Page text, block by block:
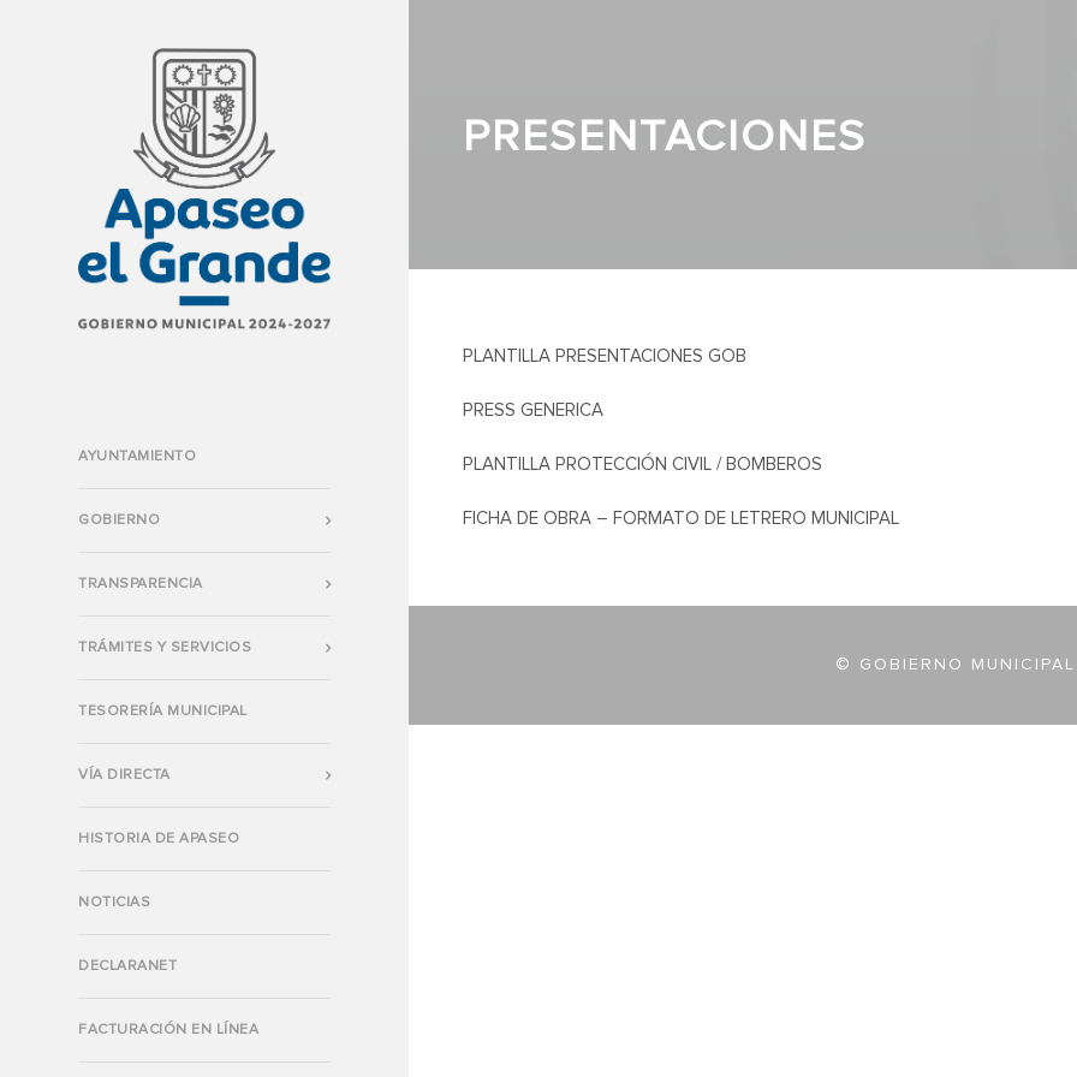
AYUNTAMIENTO
GOBIERNO
TRANSPARENCIA
TRÁMITES Y SERVICIOS
TESORERÍA MUNICIPAL
VÍA DIRECTA
HISTORIA DE APASEO
NOTICIAS
DECLARANET
FACTURACIÓN EN LÍNEA
PRESENTACIONES
PLANTILLA PRESENTACIONES GOB
PRESS GENERICA
PLANTILLA PROTECCIÓN CIVIL / BOMBEROS
FICHA DE OBRA – FORMATO DE LETRERO MUNICIPAL
© GOBIERNO